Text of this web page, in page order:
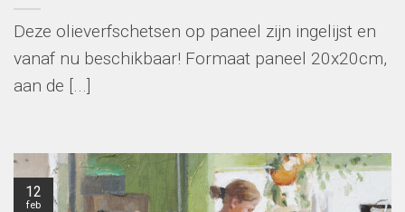
Deze olieverfschetsen op paneel zijn ingelijst en
vanaf nu beschikbaar! Formaat paneel 20x20cm,
aan de [...]
12
feb